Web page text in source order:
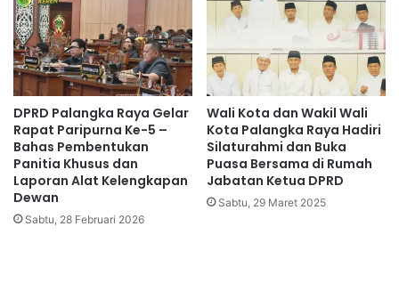
DPRD Palangka Raya Gelar
Rapat Paripurna Ke-5 –
Bahas Pembentukan
Panitia Khusus dan
Laporan Alat Kelengkapan
Dewan
Sabtu, 28 Februari 2026
Wali Kota dan Wakil Wali
Kota Palangka Raya Hadiri
Silaturahmi dan Buka
Puasa Bersama di Rumah
Jabatan Ketua DPRD
Sabtu, 29 Maret 2025